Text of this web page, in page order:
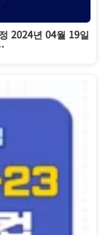
2024년 04월 19일